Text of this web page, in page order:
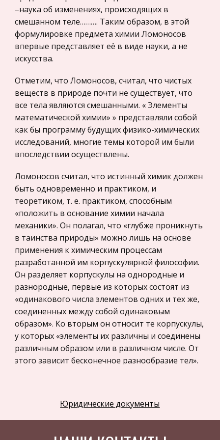
Законодательство и право
Прокурорский надзор
Геология
Административное право
Историческая личность
Банковское дело и кредитование
Архитектура
Искусство
Конституционное (государственное) право
России
Экономико-математическое
моделирование
Право
Компьютеры и периферийные устройства
Программное обеспечение
Разное
Уголовное и уголовно-исполнительное
право
Налоговое право
Техника
Компьютеры, Программирование
История экономических учений
Физкультура и Спорт
Лекции по уголовному праву Республики
Казахстан
Уголовное законодательство Республики
Казахстан кодифицировано, и основным
уголовным законом является УК РК. Он был
принят 16 июля 1997 года и вступил в силу с
1.01.1998 г. Уголовный закон является е
Автоматизированные банковские системы
Поэтому планомерно производится
автоматизация банковской деятельности.
Автоматизация не только улучшает работу
работы. Автоматизация в банках проводится
–наука об изменениях, происходящих в
смешанном теле………. Таким образом, в этой
формулировке предмета химии Ломоносов
впервые представляет её в виде науки, а не
искусства.
Отметим, что Ломоносов, считал, что чистых
веществ в природе почти не существует, что
все тела являются смешанными. « Элементы
математической химии» » представляли собой
как бы программу будущих физико-химических
исследований, многие темы которой им были
впоследствии осуществлены.
Ломоносов считал, что истинный химик должен
быть одновременно и практиком, и
теоретиком, т. е. практиком, способным
«положить в основание химии начала
механики». Он полагал, что «глубже проникнуть
в таинства природы» можно лишь на основе
применения к химическим процессам
разработанной им корпускулярной философии.
Он разделяет корпускулы на однородные и
разнородные, первые из которых состоят из
«одинакового числа элементов одних и тех же,
соединенных между собой одинаковым
образом». Ко вторым он относит те корпускулы,
у которых «элементы их различны и соединены
различным образом или в различном числе. От
этого зависит бесконечное разнообразие тел».
Ломоносов написал первый вариант своей
Юридические документы